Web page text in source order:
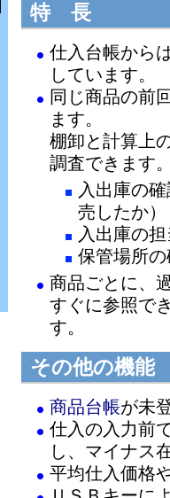
特 長
仕入台帳から
しています。
同じ商品の前
ます。
棚卸と計算上
調査できます
入出庫の
売したか）
入出庫の
保管場所
商品ごとに、
すぐに参照で
す。
その他の機能
商品台帳が未
仕入の入力前
し、マイナス
平均仕入価格